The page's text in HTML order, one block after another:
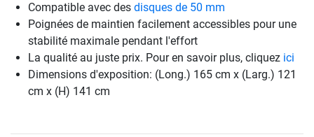
Compatible avec des disques de 50 mm
Poignées de maintien facilement accessibles pour une
stabilité maximale pendant l'effort
La qualité au juste prix. Pour en savoir plus, cliquez ici
Dimensions d'exposition: (Long.) 165 cm x (Larg.) 121
cm x (H) 141 cm